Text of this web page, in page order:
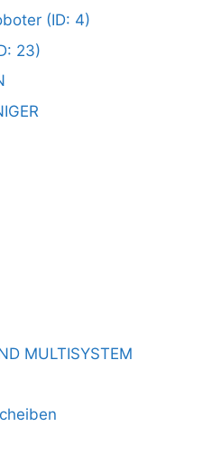
(ID: 4)
23)
MULTISYSTEM